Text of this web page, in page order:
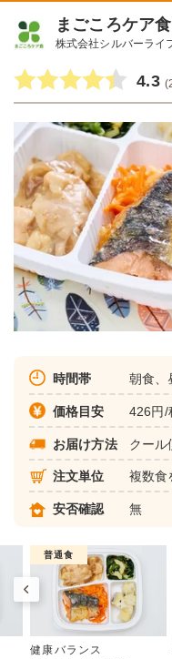
まごころケア食
株式会社シルバーライ
4.3
時間帯 朝食、
価格目安 426円/
お届け方法 クール
注文単位 複数食
安否確認 無
普通食
健康バランス